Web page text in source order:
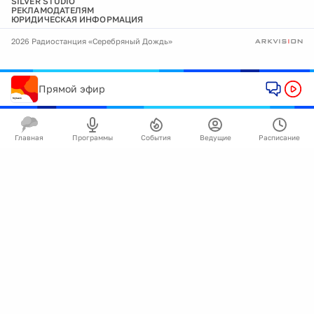
РЕКЛАМОДАТЕЛЯМ
ЮРИДИЧЕСКАЯ ИНФОРМАЦИЯ
2026 Радиостанция «Серебряный Дождь»
Прямой эфир
Главная Программы События Ведущие Расписание